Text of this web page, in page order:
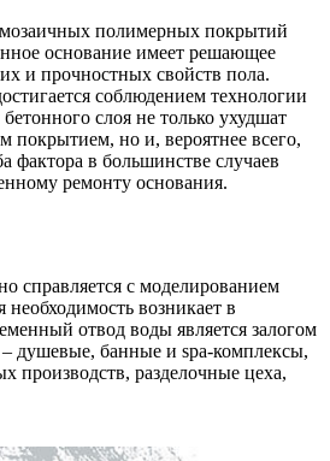
полимерных покрытий
основание имеет решающее
и прочностных свойств пола.
соблюдением технологии
слоя не только ухудшат
покрытием, но и, вероятнее всего,
фактора в большинстве случаев
ремонту основания.
справляется с моделированием
необходимость возникает в
отвод воды является залогом
душевые, банные и spa-комплексы,
производств, разделочные цеха,